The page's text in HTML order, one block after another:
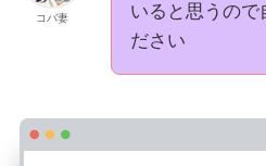
コバ妻
いると思うので
ださい